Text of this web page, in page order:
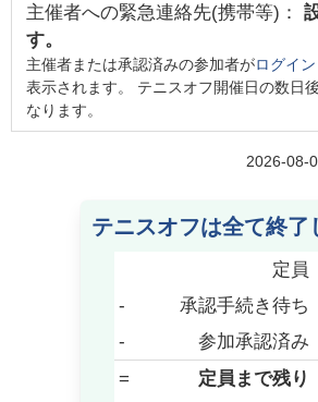
主催者への緊急連絡先(携帯等)：
す。
主催者または承認済みの参加者がログイン
表示されます。 テニスオフ開催日の数日
なります。
2026-08-
テニスオフは全て終了
定員
-
承認手続き待ち
-
参加承認済み
=
定員まで残り